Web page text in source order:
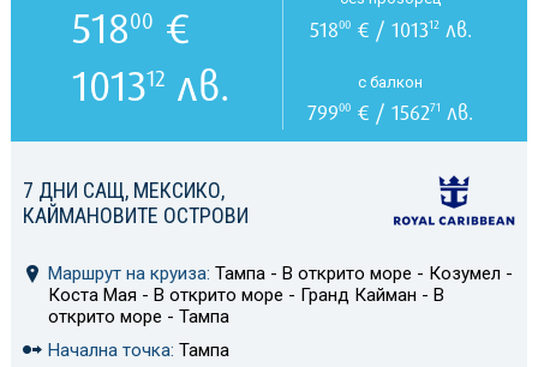
7 ДНИ САЩ, МЕКСИКО,
КАЙМАНОВИТЕ ОСТРОВИ
Маршрут на круиза: Тампа - В открито море - Козумел -
Коста Мая - В открито море - Гранд Кайман - В
открито море - Тампа
Начална точка: Тампа
51800 €
101312 лв.
51800€ / 101312лв.
с балкон
79900 € / 156271 лв.